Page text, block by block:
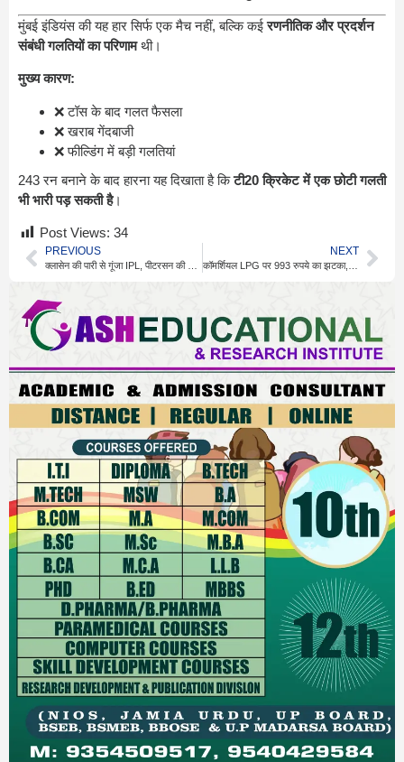
मुंबई इंडियंस की यह हार सिर्फ एक मैच नहीं, बल्कि कईरणनीतिक और प्रदर्शन
संबंधी गलतियों का परिणामथी।
मुख्य कारण:
❌ टॉस के बाद गलत फैसला
❌ खराब गेंदबाजी
❌ फील्डिंग में बड़ी गलतियां
243 रन बनाने के बाद हारना यह दिखाता है किटी20 क्रिकेट में एक छोटी गलती
भी भारी पड़ सकती है।
Post Views: 34
PREVIOUS NEXT